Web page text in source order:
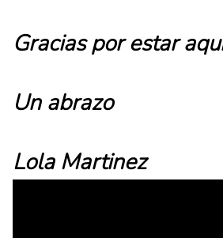
Gracias por estar
Un abrazo
Lola Martinez